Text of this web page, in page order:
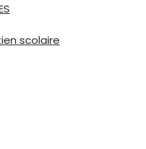
scolaire